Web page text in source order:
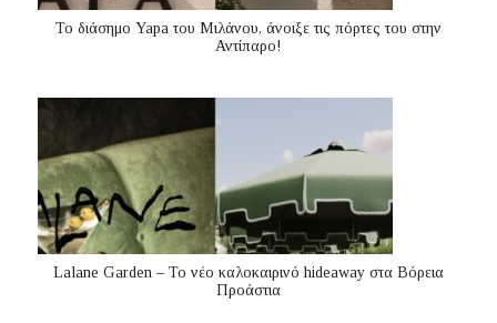
Το διάσημο Yapa του Μιλάνου, άνοιξε τις πόρτες του στην
Αντίπαρο!
Lalane Garden – Το νέο καλοκαιρινό hideaway στα Βόρεια
Προάστια